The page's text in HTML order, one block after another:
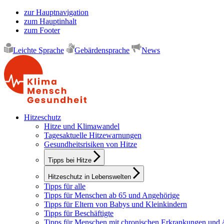
zur Hauptnavigation
zum Hauptinhalt
zum Footer
Leichte Sprache Gebärdensprache News
Hitzeschutz
Hitze und Klimawandel
Tagesaktuelle Hitzewarnungen
Gesundheitsrisiken von Hitze
Tipps bei Hitze
Hitzeschutz in Lebenswelten
Tipps für alle
Tipps für Menschen ab 65 und Angehörige
Tipps für Eltern von Babys und Kleinkindern
Tipps für Beschäftigte